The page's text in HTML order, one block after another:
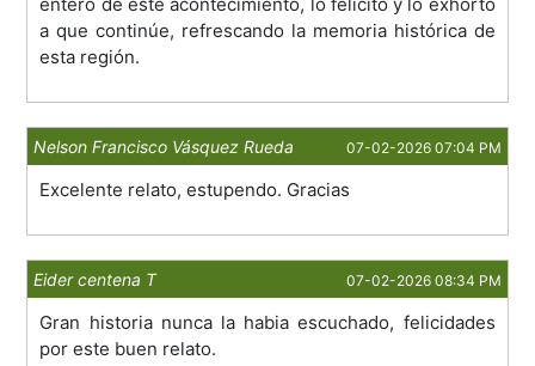
entero de este acontecimiento, lo felicito y lo exhorto
a que continúe, refrescando la memoria histórica de
esta región.
Nelson Francisco Vásquez Rueda 07-02-2026 07:04 PM
Excelente relato, estupendo. Gracias
Eider centena T 07-02-2026 08:34 PM
Gran historia nunca la habia escuchado, felicidades
por este buen relato.